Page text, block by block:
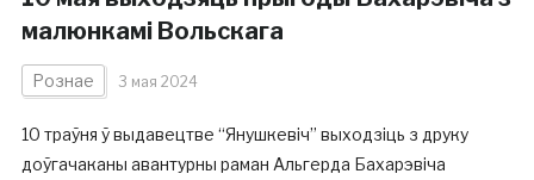
малюнкамі Вольскага
Рознае 3 мая 2024
10 траўня ў выдавецтве “Янушкевіч” выходзіць з друку
доўгачаканы авантурны раман Альгерда Бахарэвіча